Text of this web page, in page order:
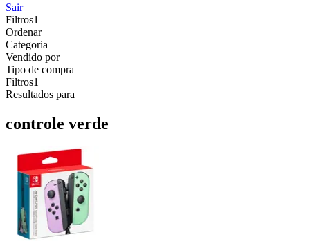
Sair
Filtros1
Ordenar
Categoria
Vendido por
Tipo de compra
Filtros1
Resultados para
controle verde